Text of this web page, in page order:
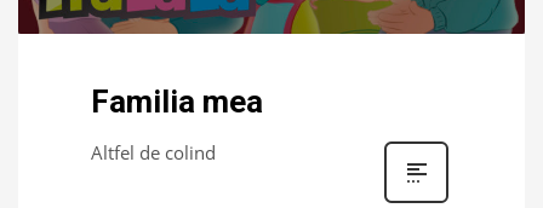
Familia mea
Altfel de colind